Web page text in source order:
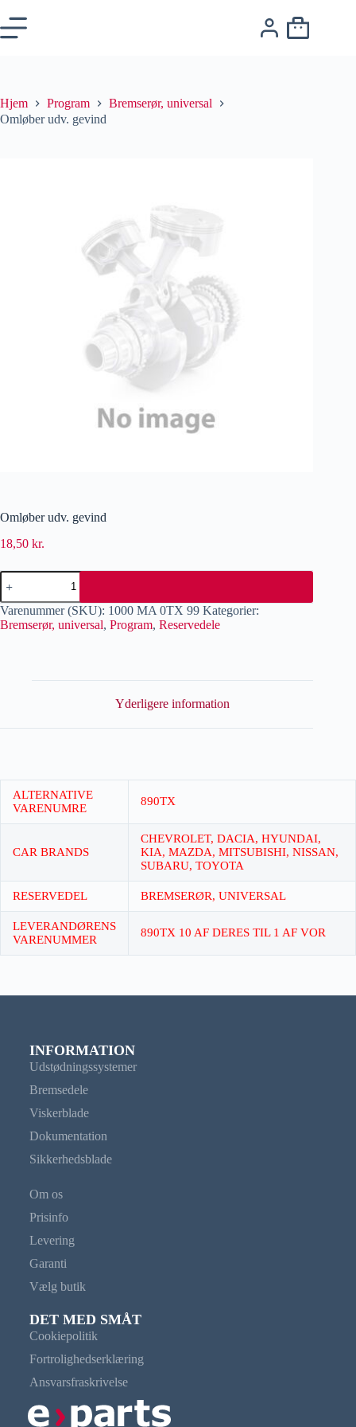
Hjem Program
Bremserør, universal
Omløber udv. gevind
Omløber udv. gevind
18,50 kr.
Varenummer (SKU): 1000 MA 0TX 99 Kategorier:
Bremserør, universal, Program, Reservedele
Yderligere information
ALTERNATIVE
VARENUMRE
890TX
CAR BRANDS
CHEVROLET, DACIA, HYUNDAI,
KIA, MAZDA, MITSUBISHI, NISSAN,
SUBARU, TOYOTA
RESERVEDEL BREMSERØR, UNIVERSAL
LEVERANDØRENS
VARENUMMER
890TX 10 AF DERES TIL 1 AF VOR
INFORMATION
Udstødningssystemer
Bremsedele
Viskerblade
Dokumentation
Sikkerhedsblade
Om os
Prisinfo
Levering
Garanti
Vælg butik
DET MED SMÅT
Cookiepolitik
Fortrolighedserklæring
Ansvarsfraskrivelse